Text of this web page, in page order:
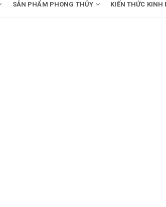
SẢN PHẨM PHONG THỦY KIẾN THỨC KINH